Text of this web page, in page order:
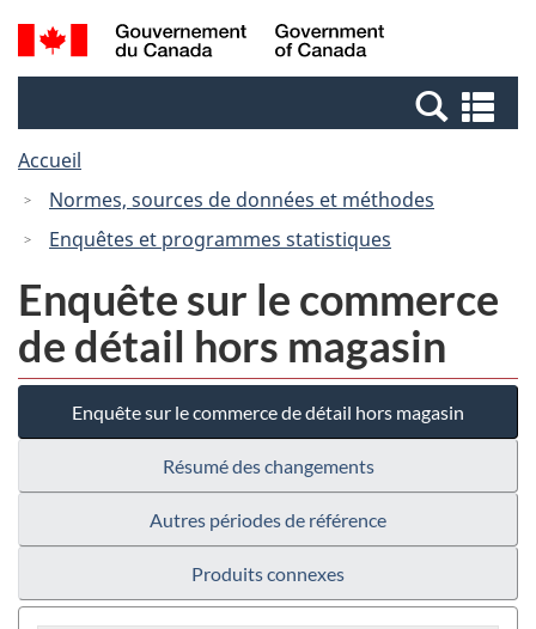
Passer
au
Passer
à
Canada
Recherche
et
et
Accueil
Normes, sources de données et méthodes
Enquêtes et programmes statistiques
Enquête sur le commerce
de détail hors magasin
Enquête sur le commerce de détail hors magasin
Résumé des changements
Autres périodes de référence
Produits connexes